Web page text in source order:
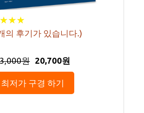
★★★
★★★
의 후기가 있습니다.)
원 20,700원
최저가 구경 하기